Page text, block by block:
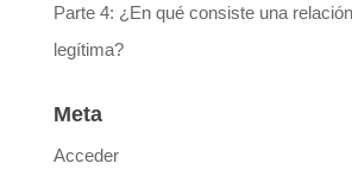
Parte 4: ¿En qué consiste una
legítima?
Meta
Acceder